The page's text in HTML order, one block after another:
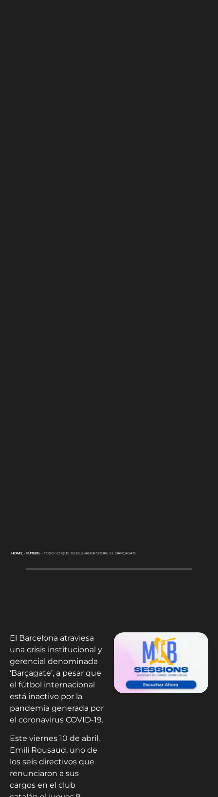
HOME- FÚTBOL- TODO LO QUE DEBES SABER SOBRE EL ‘BARÇAGATE’
El Barcelona atraviesa
una crisis institucional y
gerencial denominada
‘Barçagate’, a pesar que
el fútbol internacional
está inactivo por la
pandemia generada por
el coronavirus COVID-19.
Este viernes 10 de abril,
Emili Rousaud, uno de
los seis directivos que
renunciaron a sus
cargos en el club